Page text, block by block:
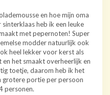
en hoe mijn oma
heb ik een leuke
met pepernoten! Super
modder natuurlijk ook
heel lekker voor kerst als
het smaakt overheerlijk en
toetje, daarom heb ik het
grotere portie per persoon
personen.